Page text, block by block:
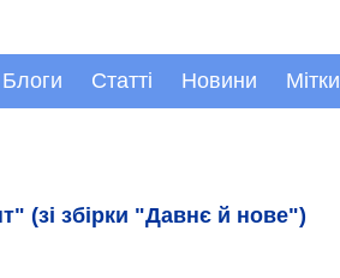
Блоги Статті Новини Мітки
(зі збірки "Давнє й нове")